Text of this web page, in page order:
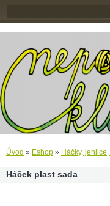
Úvod » Eshop » Háčky,
Háček plast sada